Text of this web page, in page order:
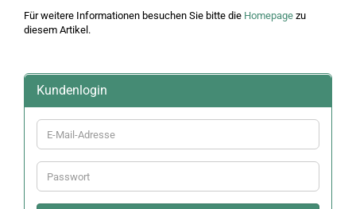
Für weitere Informationen besuchen Sie bitte die Homepage zu
diesem Artikel.
Kundenlogin
E-
Mail-
Adresse
Passwort